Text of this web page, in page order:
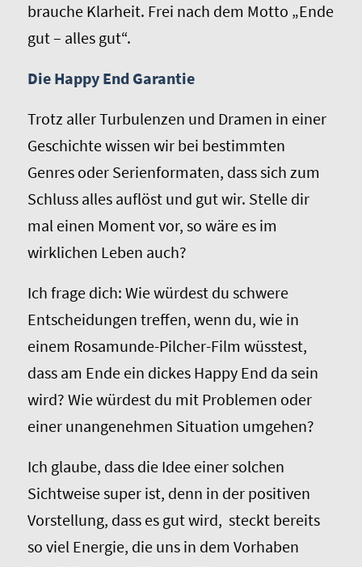
brauche Klarheit. Frei nach dem Motto „Ende
gut – alles gut“.
Die Happy End Garantie
Trotz aller Turbulenzen und Dramen in einer
Geschichte wissen wir bei bestimmten
Genres oder Serienformaten, dass sich zum
Schluss alles auflöst und gut wir. Stelle dir
mal einen Moment vor, so wäre es im
wirklichen Leben auch?
Ich frage dich: Wie würdest du schwere
Entscheidungen treffen, wenn du, wie in
einem Rosamunde-Pilcher-Film wüsstest,
dass am Ende ein dickes Happy End da sein
wird? Wie würdest du mit Problemen oder
einer unangenehmen Situation umgehen?
Ich glaube, dass die Idee einer solchen
Sichtweise super ist, denn in der positiven
Vorstellung, dass es gut wird, steckt bereits
so viel Energie, die uns in dem Vorhaben